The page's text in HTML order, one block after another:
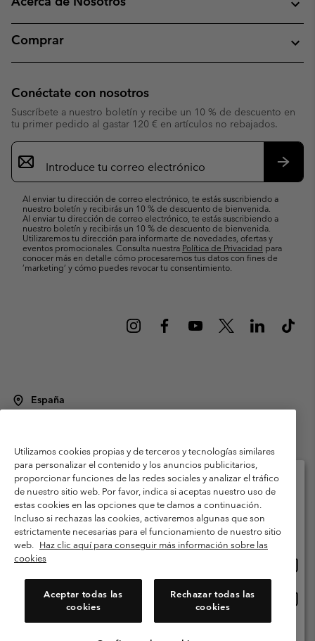
Comprar
Conéctate con nosotros
Suscríbete a nuestro boletín y recibe un 10 % de descuento en
tu primer pedido al gastar 120 € en artículos no rebajados.
Suscripción
de
correo
Al enviar tu dirección de correo electrónico, te estás suscribiendo a
nuestro boletín y recibirás un 10 % de descuento de bienvenida.
Al enviar tu dirección de correo electrónico, te estás suscribiendo a
nuestro boletín y recibirás un 10 % de descuento de bienvenida.
Utilizaremos tu dirección para informarte de novedades, ofertas y
eventos promocionales. Consulta nuestra Política de Privacidad para
conocer más en detalle cómo procesaremos tus datos con fines de
’marketing’ y cómo puedes revocar tu consentimiento.
España
Condiciones de uso
Terminos de Venta
Garantía
Política de Privacidad
Términos y condiciones del programa de miembros
Términos De Uso Del Contenido Generado Por Los Usuarios
Impressum
Cookies Public CBCR
Utilizamos cookies propias y de terceros y tecnologías similares
para personalizar el contenido y los anuncios publicitarios,
proporcionar funciones de las redes sociales y analizar el tráfico
de nuestro sitio web. Por favor, indica si aceptas nuestro uso de
estas cookies en las opciones que te damos a continuación.
Incluso si rechazas las cookies, activaremos algunas que son
estrictamente necesarias para el funcionamiento de nuestro sitio
web. Haz clic aquí para conseguir más información sobre las
cookies
Aceptar todas las
cookies
Rechazar todas las
cookies
Selecciona tu país e idioma envío
Compras en línea disponibles
línea
España
Ver Todos Los Países